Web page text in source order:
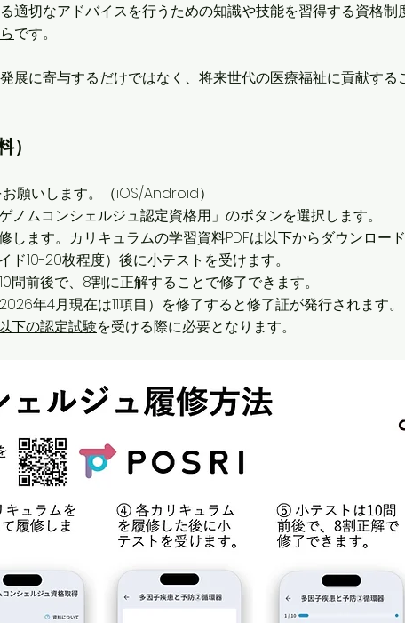
適切なアドバイスを行うための知識や技能を習得する資格
です。
展に寄与するだけではなく、将来世代の医療福祉に貢献する
）
願いします。（iOS/Android）
ノムコンシェルジュ認定資格用」のボタンを選択します。
します。 カリキュラムの学習資料PDFは以下からダウンロード
ド10-20枚程度）後に小テストを受けます。
問前後で、8割に正解することで修了できます。
年4月現在は11項目）を修了すると修了証が発行されます。
下の認定試験を受ける際に必要となります。